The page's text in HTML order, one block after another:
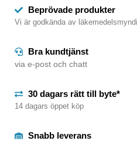
Beprövade produkter
Vi är godkända av
Bra kundtjänst
via e-post och chatt
30 dagars rätt till byte*
14 dagars öppet köp
Snabb leverans